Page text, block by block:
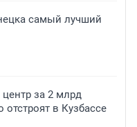
самый лучший
за 2 млрд
отстроят в Кузбассе